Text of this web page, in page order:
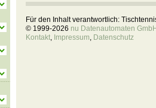
Für den Inhalt verantwortlich:
© 1999-2026 nu Datenautomaten
Kontakt, Impressum, Datenschutz